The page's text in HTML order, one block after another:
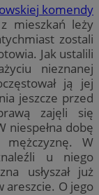
komendy
mieszkań leży
zostali
Jak ustalili
nieznanej
ją jej
jeszcze przed
zajęli się
niespełna dobę
W
u niego
usłyszał już
areszcie. O jego